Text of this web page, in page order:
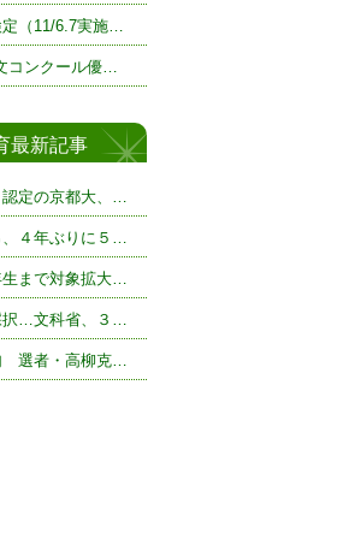
（11/6.7実施…
コンクール優…
最新記事
定の京都大、…
４年ぶりに５…
まで対象拡大…
…文科省、３…
選者・高柳克…